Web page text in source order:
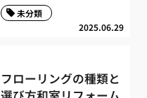
2025.06.29
未分類
フローリングの種類と